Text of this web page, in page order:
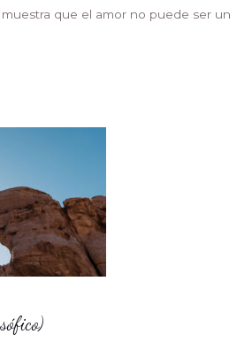
que el amor no puede ser un